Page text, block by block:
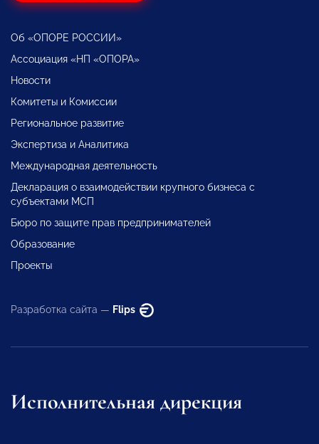
Об «ОПОРЕ РОССИИ»
Ассоциация «НП «ОПОРА»
Новости
Комитеты и Комиссии
Региональное развитие
Экспертиза и Аналитика
Международная деятельность
Декларация о взаимодействии крупного бизнеса с
субъектами МСП
Бюро по защите прав предпринимателей
Образование
Проекты
Разработка сайта — Flips
Исполнительная дирекция